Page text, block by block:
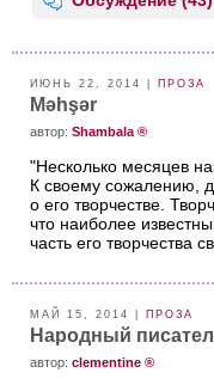
ИЮНЬ 22, 2014 | ПРОЗА
Məhşər
aвтор: Shambala ®
"Несколько месяцев
К своему сожалению,
о его творчестве.
что наиболее
часть его творчества
МАЙ 15, 2014 | ПРОЗА
Народный
aвтор: clementine ®